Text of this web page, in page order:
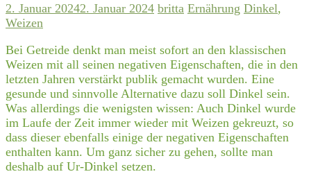
2. Januar 20242. Januar 2024 britta Ernährung Dinkel,
Weizen
Bei Getreide denkt man meist sofort an den klassischen
Weizen mit all seinen negativen Eigenschaften, die in den
letzten Jahren verstärkt publik gemacht wurden. Eine
gesunde und sinnvolle Alternative dazu soll Dinkel sein.
Was allerdings die wenigsten wissen: Auch Dinkel wurde
im Laufe der Zeit immer wieder mit Weizen gekreuzt, so
dass dieser ebenfalls einige der negativen Eigenschaften
enthalten kann. Um ganz sicher zu gehen, sollte man
deshalb auf Ur-Dinkel setzen.